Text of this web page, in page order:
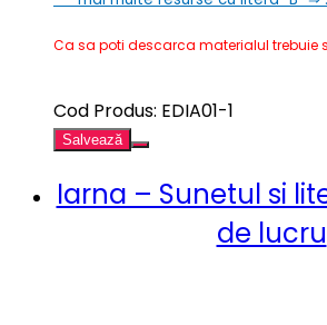
Ca sa poti descarca materialul trebuie
Cod Produs: EDIA01-1
Salvează
Iarna – Sunetul si
de lucru